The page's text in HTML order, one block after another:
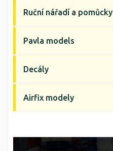
Ruční nářadí a pomůcky
Pavla models
Decály
Airfix modely